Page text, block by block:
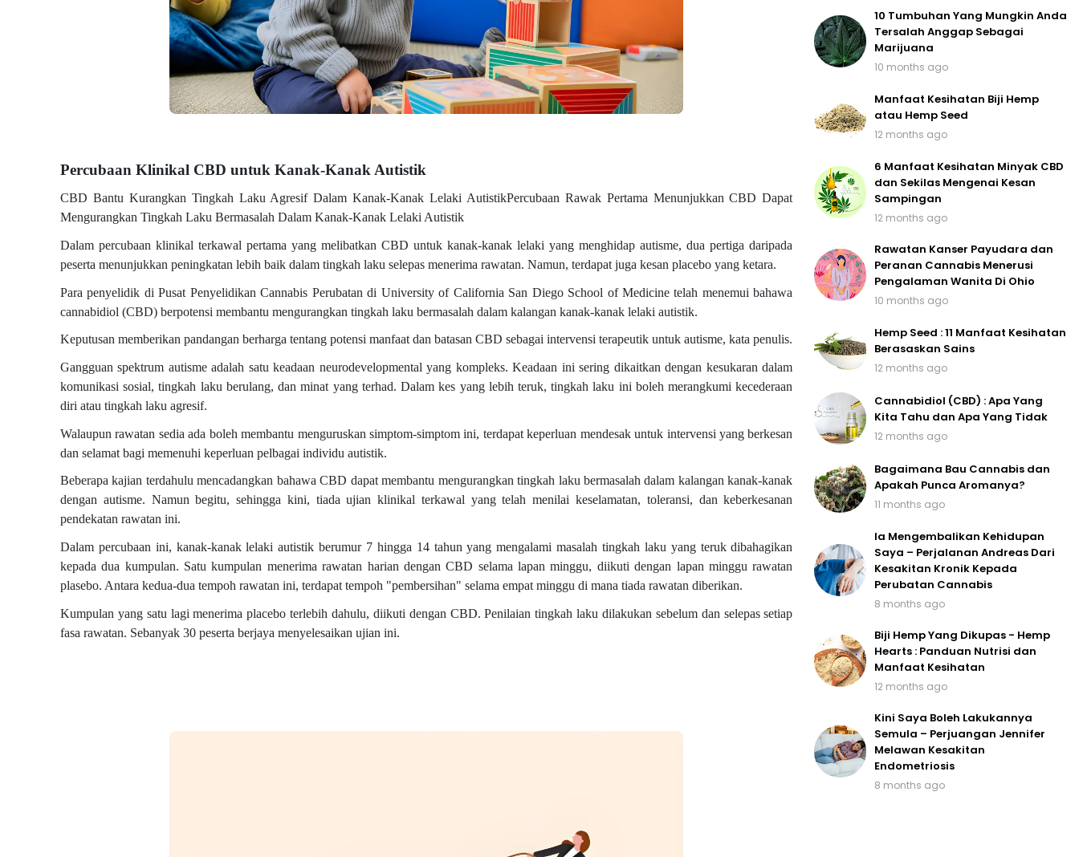
Percubaan Klinikal CBD untuk Kanak-Kanak Autistik
CBD Bantu Kurangkan Tingkah Laku Agresif Dalam Kanak-Kanak Lelaki AutistikPercubaan Rawak Pertama Menunjukkan CBD Dapat
Mengurangkan Tingkah Laku Bermasalah Dalam Kanak-Kanak Lelaki Autistik
Dalam percubaan klinikal terkawal pertama yang melibatkan CBD untuk kanak-kanak lelaki yang menghidap autisme, dua pertiga daripada
peserta menunjukkan peningkatan lebih baik dalam tingkah laku selepas menerima rawatan. Namun, terdapat juga kesan placebo yang ketara.
Para penyelidik di Pusat Penyelidikan Cannabis Perubatan di University of California San Diego School of Medicine telah menemui bahawa
cannabidiol (CBD) berpotensi membantu mengurangkan tingkah laku bermasalah dalam kalangan kanak-kanak lelaki autistik.
Keputusan memberikan pandangan berharga tentang potensi manfaat dan batasan CBD sebagai intervensi terapeutik untuk autisme, kata penulis.
Gangguan spektrum autisme adalah satu keadaan neurodevelopmental yang kompleks. Keadaan ini sering dikaitkan dengan kesukaran dalam
komunikasi sosial, tingkah laku berulang, dan minat yang terhad. Dalam kes yang lebih teruk, tingkah laku ini boleh merangkumi kecederaan
diri atau tingkah laku agresif.
Walaupun rawatan sedia ada boleh membantu menguruskan simptom-simptom ini, terdapat keperluan mendesak untuk intervensi yang berkesan
dan selamat bagi memenuhi keperluan pelbagai individu autistik.
Beberapa kajian terdahulu mencadangkan bahawa CBD dapat membantu mengurangkan tingkah laku bermasalah dalam kalangan kanak-kanak
dengan autisme. Namun begitu, sehingga kini, tiada ujian klinikal terkawal yang telah menilai keselamatan, toleransi, dan keberkesanan
pendekatan rawatan ini.
Dalam percubaan ini, kanak-kanak lelaki autistik berumur 7 hingga 14 tahun yang mengalami masalah tingkah laku yang teruk dibahagikan
kepada dua kumpulan. Satu kumpulan menerima rawatan harian dengan CBD selama lapan minggu, diikuti dengan lapan minggu rawatan
plasebo. Antara kedua-dua tempoh rawatan ini, terdapat tempoh "pembersihan" selama empat minggu di mana tiada rawatan diberikan.
Kumpulan yang satu lagi menerima placebo terlebih dahulu, diikuti dengan CBD. Penilaian tingkah laku dilakukan sebelum dan selepas setiap
fasa rawatan. Sebanyak 30 peserta berjaya menyelesaikan ujian ini.
10 Tumbuhan Yang Mungkin Anda
Tersalah Anggap Sebagai
Marijuana
10 months ago
Manfaat Kesihatan Biji Hemp
atau Hemp Seed
12 months ago
6 Manfaat Kesihatan Minyak CBD
dan Sekilas Mengenai Kesan
Sampingan
12 months ago
Rawatan Kanser Payudara dan
Peranan Cannabis Menerusi
Pengalaman Wanita Di Ohio
10 months ago
Hemp Seed : 11 Manfaat Kesihatan
Berasaskan Sains
12 months ago
Cannabidiol (CBD) : Apa Yang
Kita Tahu dan Apa Yang Tidak
12 months ago
Bagaimana Bau Cannabis dan
Apakah Punca Aromanya?
11 months ago
Ia Mengembalikan Kehidupan
Saya – Perjalanan Andreas Dari
Kesakitan Kronik Kepada
Perubatan Cannabis
8 months ago
Biji Hemp Yang Dikupas - Hemp
Hearts : Panduan Nutrisi dan
Manfaat Kesihatan
12 months ago
Kini Saya Boleh Lakukannya
Semula – Perjuangan Jennifer
Melawan Kesakitan
Endometriosis
8 months ago